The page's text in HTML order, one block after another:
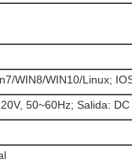
WIN8/WIN10/Linux;
50~60Hz; Salida: